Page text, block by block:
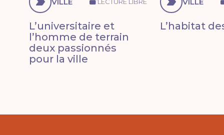
L’universitaire et
l’homme de terrain
deux passionnés
pour la ville
L’habitat